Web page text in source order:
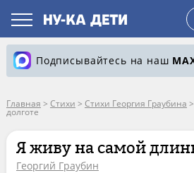
Подписывайтесь на наш
Главная > Стихи > Стихи Георгия Граубина >
долготе
Я живу на самой
Георгий Граубин